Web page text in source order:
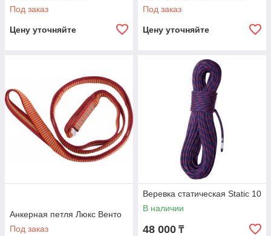
Под заказ
Цену уточняйте
Под заказ
Цену уточняйте
Анкерная петля Люкс Венто
Под заказ
Веревка статическая Static 10
В наличии
48 000 ₸